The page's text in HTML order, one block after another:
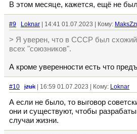
В этом месяце, кажется, ещё не
#9 Loknar | 14:41 01.07.2023 | Кому:
> Я уверен, что в СССР был схожий
всех "союзников".
А кроме уверенности есть что
#10 jzuk | 16:59 01.07.2023 | Кому: Loknar
А если не было, то выговор
они и существуют, чтобы
случаи жизни.